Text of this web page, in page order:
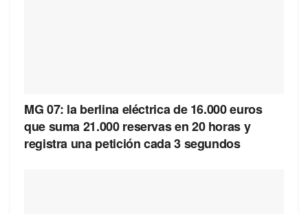
MG 07: la berlina eléctrica de 16.000 euros
que suma 21.000 reservas en 20 horas y
registra una petición cada 3 segundos